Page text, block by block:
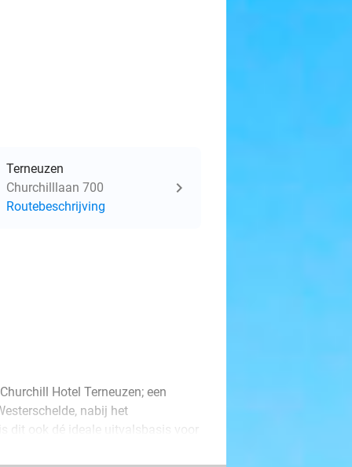
Terneuzen
Churchilllaan 700
Routebeschrijving
Hotel Terneuzen; een
nabij het
dit ook dé ideale uitvalsbasis voor